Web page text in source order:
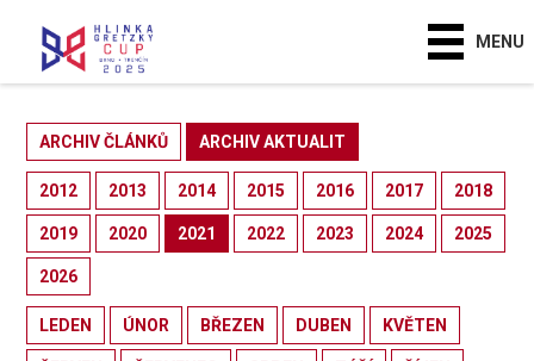
MENU
ARCHIV ČLÁNKŮ ARCHIV AKTUALIT
2012 2013 2014 2015 2016 2017 2018
2019 2020 2021 2022 2023 2024 2025
2026
LEDEN ÚNOR BŘEZEN DUBEN KVĚTEN